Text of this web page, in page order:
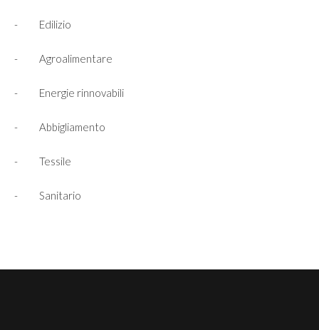
- Edilizio
- Agroalimentare
- Energie rinnovabili
- Abbigliamento
- Tessile
- Sanitario